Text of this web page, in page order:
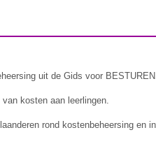
uit de Gids voor
kosten aan leerlingen.
rond kostenbeheersing en